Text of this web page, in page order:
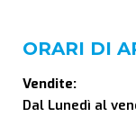
ORARI DI
Vendite:
Dal Lunedì al